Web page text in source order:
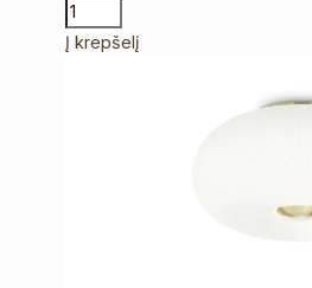
Į krepšelį